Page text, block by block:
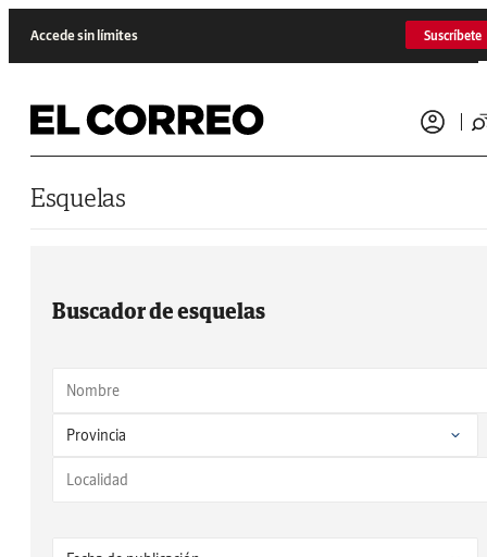
Accede sin límites Suscríbete
Esquelas
Buscador de esquelas